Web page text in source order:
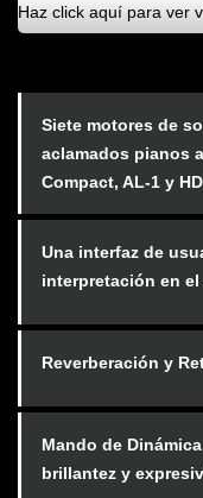
Haz click aquí para ver
Siete motores de
aclamados pianos
Compact, AL-1 y
Una interfaz de
interpretación en el
Reverberación y
Mando de
brillantez y